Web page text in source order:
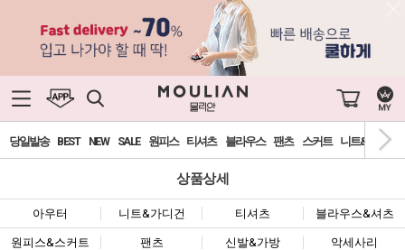
당일발송 BEST NEW SALE 원피스 티셔츠 블라우스 팬츠 스커트 니트&가디건
상품상세
아우터 니트&가디건 티셔츠 블라우스&셔츠
원피스&스커트 팬츠 신발&가방 악세사리